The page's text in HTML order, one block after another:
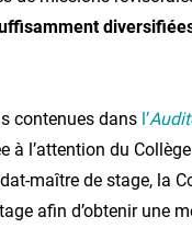
contenues dans l’
à l’attention du
maître de stage, la
afin d’obtenir une